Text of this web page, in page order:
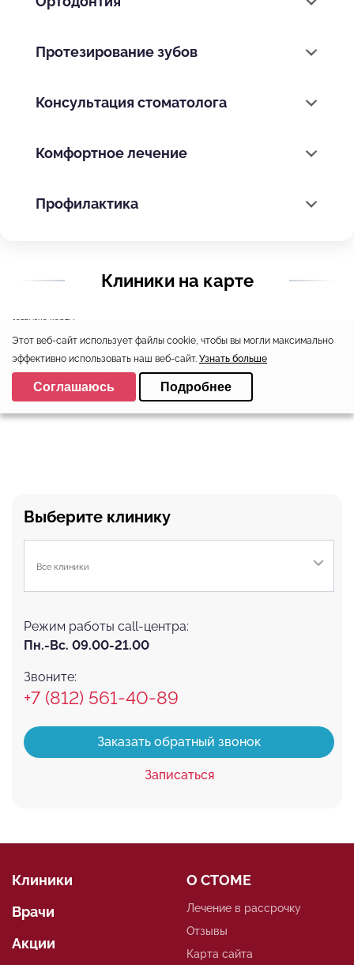
Протезирование зубов
Консультация стоматолога
Комфортное лечение
Профилактика
Клиники на карте
Выберите клинику
Все клиники
Режим работы call-центра:
Пн.-Вс. 09.00-21.00
Звоните:
+7 (812) 561-40-89
Заказать обратный звонок
Записаться
загрузка карты...
Клиники
Врачи
Акции
О СТОМЕ
Лечение в рассрочку
Отзывы
Карта сайта
Этот веб-сайт использует файлы cookie, чтобы вы могли максимально
эффективно использовать наш веб-сайт. Узнать больше
Выберите настройки cookie
Минимальные
Аналитические/Функциональные
Соглашаюсь Подробнее